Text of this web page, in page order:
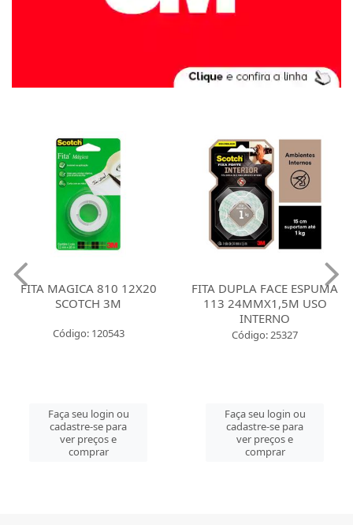
FITA MAGICA 810 12X20
SCOTCH 3M
Código: 120543
Faça seu login ou
cadastre-se para
ver preços e
comprar
FITA DUPLA FACE ESPUMA
113 24MMX1,5M USO
INTERNO
Código: 25327
Faça seu login ou
cadastre-se para
ver preços e
comprar